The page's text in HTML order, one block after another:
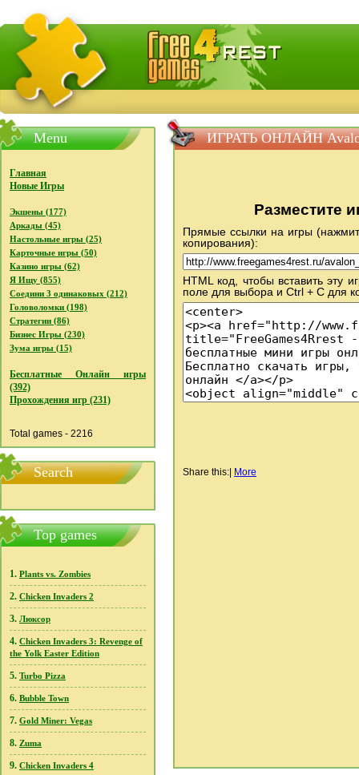
FreeGames4Rrest - Бесплатно скачать игры,
Menu
Главная
Новые Игры
Экшены (177)
Аркады (45)
Настольные игры (25)
Карточные игры (50)
Казино игры (62)
Я Ищу (855)
Соедини 3 одинаковых (212)
Головоломки (198)
Стратегии (86)
Бизнес Игры (230)
Зума игры (15)
Бесплатные Онлайн игры
(392)
Прохождения игр (231)
Total games - 2216
Search
Top games
1. Plants vs. Zombies
2. Chicken Invaders 2
3. Люксор
4. Chicken Invaders 3: Revenge of
the Yolk Easter Edition
5. Turbo Pizza
6. Bubble Town
7. Gold Miner: Vegas
8. Zuma
9. Chicken Invaders 4
ИГРАТЬ ОНЛАЙН
Разместите
Прямые ссылки на игры
копирования):
HTML код, чтобы вставить эту
поле для выбора и Ctrl + C для
Share this: More